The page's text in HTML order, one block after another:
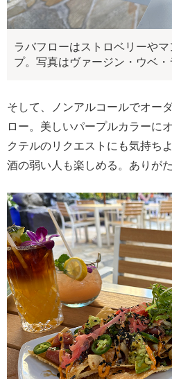
ラバフローはストロベリーや
プ。写真はヴァージン・ウベ・
そして、ノンアルコールでオー
ロー。美しいパープルカラーに
クテルのリクエストにも気持ち
酒の弱い人も楽しめる。ありが